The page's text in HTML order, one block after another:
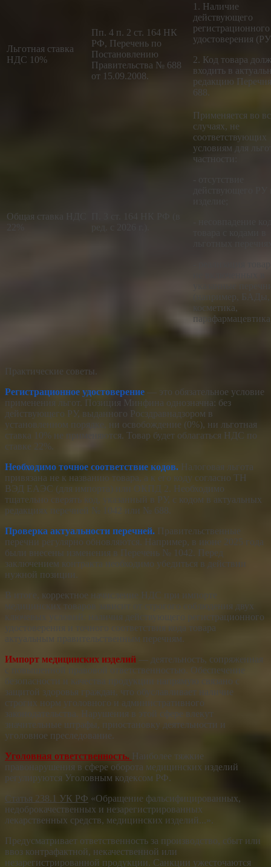
Льготная ставка
НДС 10%
Пп. 4 п. 2 ст. 164 НК
РФ, Перечень по
Постановлению
Правительства № 688
от 15.09.2008.
1. Наличие
действующего
регистрационного
удостоверения
2. Код товара
входить в
редакцию
688.
Общая ставка НДС
Применяется во
случаях, не
соответствующих
условиям для
частности:
(например, БАДы,
косметика,
Практические советы.
Регистрационное удостоверение — это обязательное условие
применения льгот. Позиция Минфина однозначна: без
действующего РУ, выданного Росздравнадзором в
установленном порядке, ни освобождение (0%), ни льготная
ставка 10% не применяются. Товар будет облагаться НДС по
ставке 22%.
Необходимо точное соответствие кодов. Налоговая льгота
привязана не к названию товара, а к его коду согласно ТН
ВЭД ЕАЭС (для импорта) или ОКПД 2. Необходимо
тщательно сверять код, указанный в РУ, с кодом в актуальных
редакциях перечней № 1042 или № 688.
Проверка актуальности перечней. Правительственные
перечни регулярно обновляются. Например, в июне 2025 года
были внесены изменения в Перечень № 1042. Перед
заключением контракта необходимо убедиться в действии
нужной позиции.
В итоге, корректное начисление НДС при импорте
медицинских товаров зависит от строгого соблюдения двух
ключевых условий: наличия действующего регистрационного
удостоверения и точного соответствия кода товара
актуальным правительственным перечням.
Импорт медицинских изделий — деятельность, сопряженная
с повышенной правовой ответственностью. Обеспечение
безопасности и качества продукции напрямую связано с
защитой здоровья граждан, что обуславливает наличие
строгих норм уголовного и административного
законодательства. Нарушения в этой сфере влекут
значительные штрафы, приостановку деятельности и
уголовное преследование.
Уголовная ответственность. Наиболее тяжкие
правонарушения в сфере оборота медицинских изделий
регулируются Уголовным кодексом РФ.
Статья 238.1 УК РФ «Обращение фальсифицированных,
недоброкачественных и незарегистрированных
лекарственных средств, медицинских изделий...».
Предусматривает ответственность за производство, сбыт или
ввоз контрафактной, некачественной или
незарегистрированной продукции. Санкции ужесточаются